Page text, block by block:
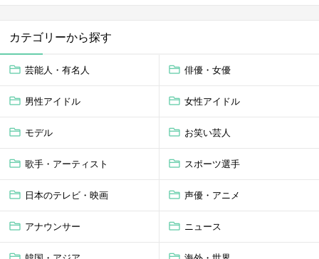
カテゴリーから探す
芸能人・有名人 俳優・女優
男性アイドル 女性アイドル
モデル お笑い芸人
歌手・アーティスト スポーツ選手
日本のテレビ・映画 声優・アニメ
アナウンサー ニュース